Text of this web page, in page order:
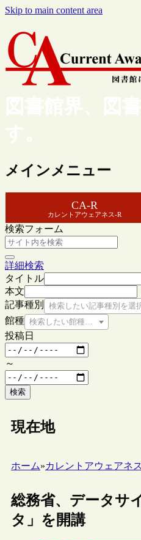
Skip to main content area
図書館界、図
す。
メインメニュー
CA-R
カレントアウェアネス-R
検索フォーム
詳細検索
タイトル
本文
記事種別
検索したい記事種別を選
館種 検索したい館種を選択してくだ
投稿日
～
検索
現在地
ホーム»カレントアウェアネ
総務省、データサ
タ」を開講